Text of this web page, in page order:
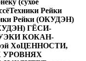
(сухое
Техники Рейки
Рейки (ОКУДЭН)
ГЁСИ-
КОКАН-
ХоЦЕННОСТИ,
УРОВНЯХ